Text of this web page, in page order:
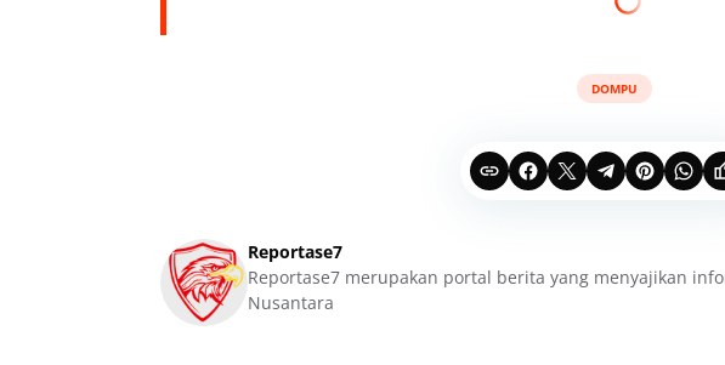
DOMPU
Reportase7
Reportase7 merupakan portal berita yang menyajikan
Nusantara